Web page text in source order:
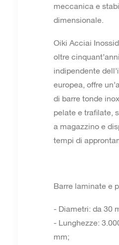
meccanica e
dimensionale.
Oiki Acciai
oltre
indipendente
europea, offre
di barre tonde
pelate e trafilate,
a magazzino e
tempi di
Barre laminate e
- Diametri: da 30
- Lunghezze:
mm;